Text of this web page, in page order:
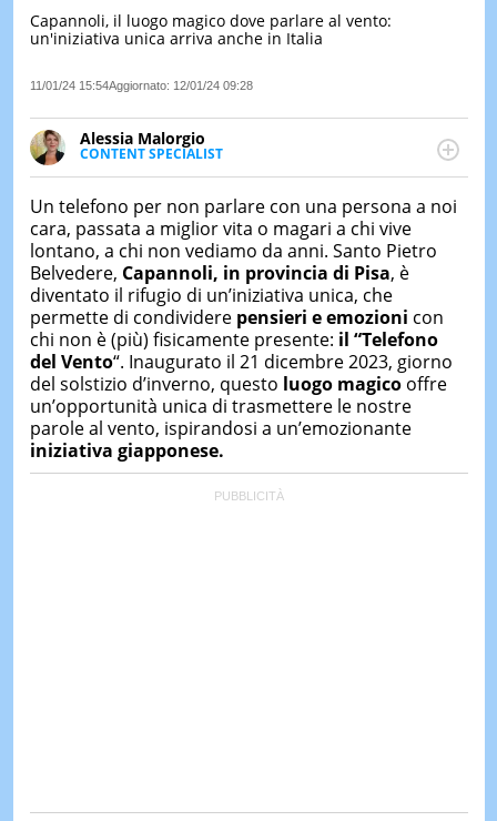
DI
IERI
Capannoli, il luogo magico dove parlare al vento:
un'iniziativa unica arriva anche in Italia
11/01/24 15:54Aggiornato: 12/01/24 09:28
Alessia Malorgio
CONTENT SPECIALIST
Ha conseguito un Master in Marketing Management
e Google Digital Training su Marketing digitale. Si
occupa della creazione di contenuti in ottica SEO e
dello sviluppo di strategie marketing attraverso
canali digitali.
Un telefono per non parlare con una persona a noi
cara, passata a miglior vita o magari a chi vive
lontano, a chi non vediamo da anni. Santo Pietro
Belvedere, Capannoli, in provincia di Pisa, è
diventato il rifugio di un’iniziativa unica, che
permette di condividere pensieri e emozioni con
chi non è (più) fisicamente presente: il “Telefono
del Vento“. Inaugurato il 21 dicembre 2023, giorno
del solstizio d’inverno, questo luogo magicooffre
un’opportunità unica di trasmettere le nostre
parole al vento, ispirandosi a un’emozionante
iniziativa giapponese.